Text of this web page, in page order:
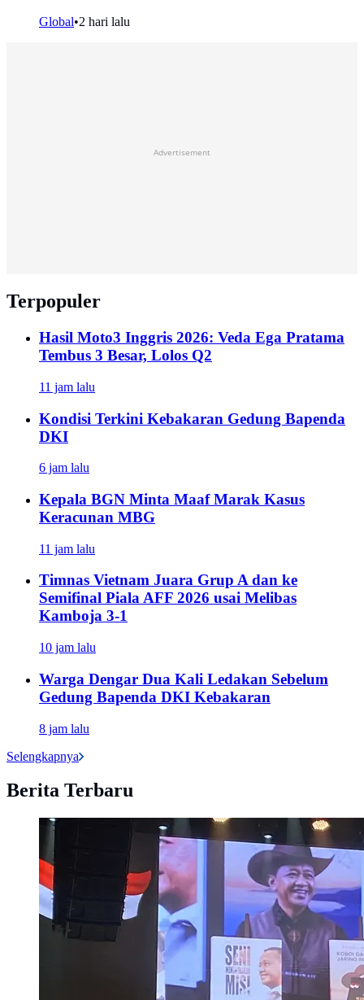
Global•2 hari lalu
Advertisement
Terpopuler
Hasil Moto3 Inggris 2026: Veda Ega Pratama
Tembus 3 Besar, Lolos Q2
11 jam lalu
Kondisi Terkini Kebakaran Gedung Bapenda
DKI
6 jam lalu
Kepala BGN Minta Maaf Marak Kasus
Keracunan MBG
11 jam lalu
Timnas Vietnam Juara Grup A dan ke
Semifinal Piala AFF 2026 usai Melibas
Kamboja 3-1
10 jam lalu
Warga Dengar Dua Kali Ledakan Sebelum
Gedung Bapenda DKI Kebakaran
8 jam lalu
Selengkapnya
Berita Terbaru